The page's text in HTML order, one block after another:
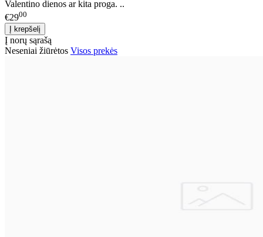
Valentino dienos ar kita proga. ..
€2900
Į norų sąrašą
Neseniai žiūrėtos Visos prekės